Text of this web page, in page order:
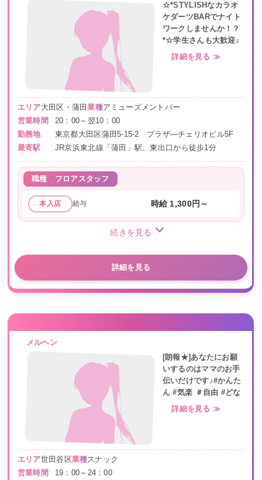
☆*STYLISHなカラオ
ケダーツBARでナイト
ワークしませんか！？
*☆学生さんも大歓迎♪
詳細を見る ≫
エリア大田区・蒲田業種アミューズメントバー
営業時間
20：00～翌10：00
勤務地
東京都大田区蒲田5-15-2 プラザ―チェリオビル5F
最寄駅
JR京浜東北線「蒲田」駅、東出口から徒歩1分
職種 フロアスタッフ
本入店 給与 時給 1,300円～
続きを見る
詳細を見る
メルヘン
[朗報★]あなたにお願
いするのはママのお手
伝いだけです♪#かんた
ん #気楽 ＃自由 #どな
詳細を見る ≫
エリア世田谷区業種スナック
営業時間
19：00～24：00